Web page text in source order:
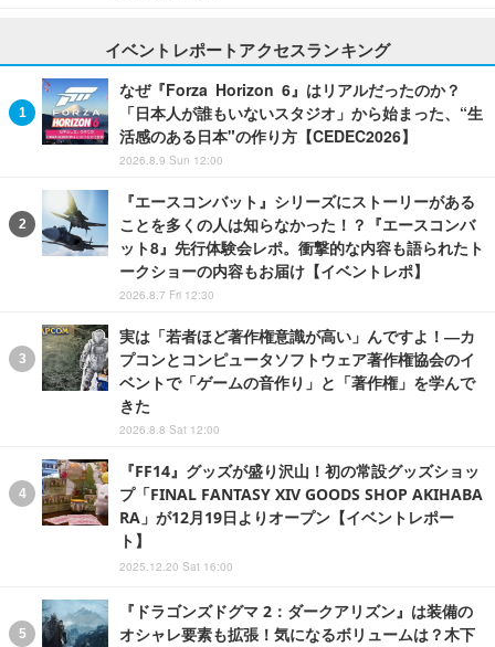
イベントレポートアクセスランキング
なぜ『Forza Horizon 6』はリアルだったのか？
「日本人が誰もいないスタジオ」から始まった、“生
活感のある日本"の作り方【CEDEC2026】
2026.8.9 Sun 12:00
『エースコンバット』シリーズにストーリーがある
ことを多くの人は知らなかった！？『エースコンバ
ット8』先行体験会レポ。衝撃的な内容も語られたト
ークショーの内容もお届け【イベントレポ】
2026.8.7 Fri 12:30
実は「若者ほど著作権意識が高い」んですよ！―カ
プコンとコンピュータソフトウェア著作権協会のイ
ベントで「ゲームの音作り」と「著作権」を学んで
きた
2026.8.8 Sat 12:00
『FF14』グッズが盛り沢山！初の常設グッズショッ
プ「FINAL FANTASY XIV GOODS SHOP AKIHABA
RA」が12月19日よりオープン【イベントレポー
ト】
2025.12.20 Sat 16:00
『ドラゴンズドグマ 2：ダークアリズン』は装備の
オシャレ要素も拡張！気になるボリュームは？木下